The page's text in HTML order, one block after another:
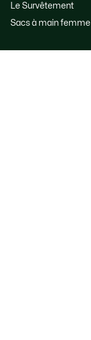
Le Survêtement
Sacs à main femme